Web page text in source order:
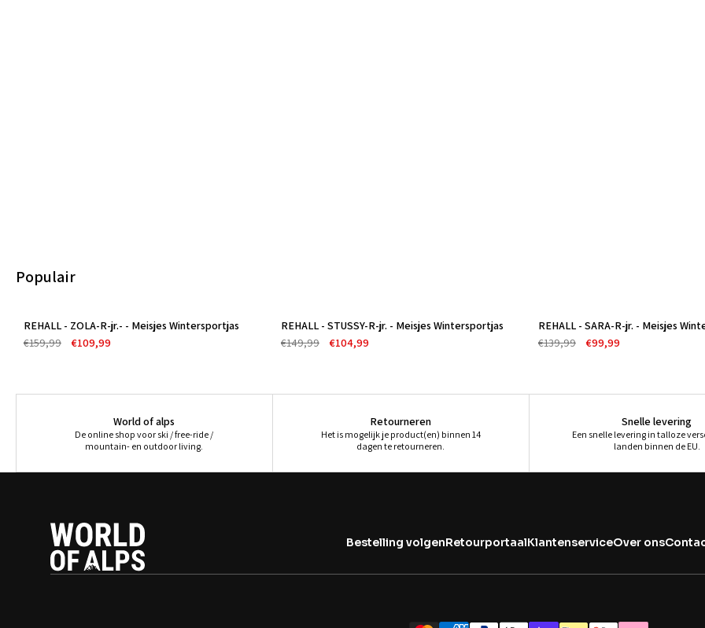
Populair
-31%
REHALL - ZOLA-R-jr.- - Meisjes Wintersportjas
€159,99
€109,99
-30%
REHALL - STUSSY-R-jr. - Meisjes Wintersportjas
€149,99
€104,99
-29%
REHALL - SARA-R-jr. - Meisjes
€139,99
€99,99
World of alps
De online shop voor ski / free-ride /
mountain- en outdoor living.
Retourneren
Het is mogelijk je product(en) binnen 14
dagen te retourneren.
Snelle levering
Een snelle levering in talloze
landen binnen de EU.
Bestelling volgenRetourportaalKlantenserviceOver ons